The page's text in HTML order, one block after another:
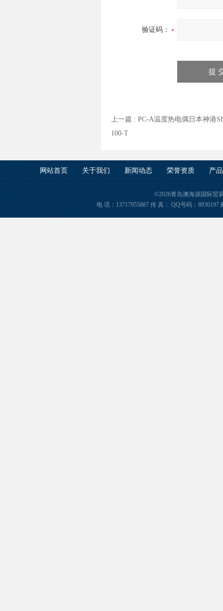
验证码：
上一篇 : PC-A温度热电偶日本神港
100-T
网站首页 关于我们 新闻动态 荣誉资质 产
©2026青岛澳海源国际贸
电 话：13717955887 传 真： QQ号码：